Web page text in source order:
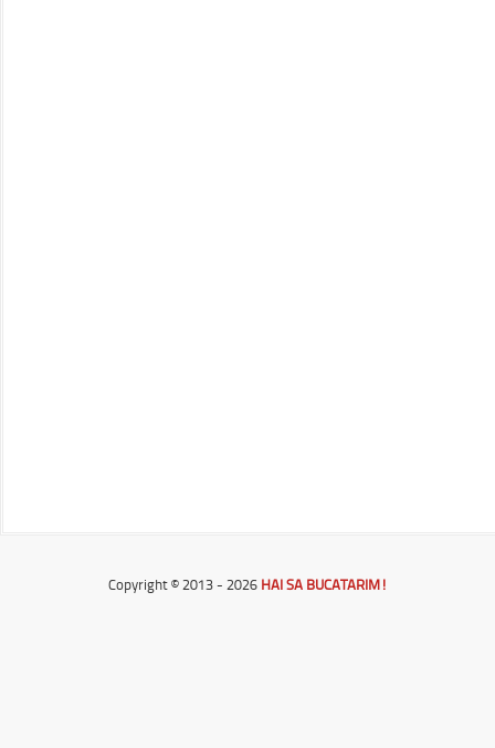
Copyright © 2013 - 2026 HAI SA BUCATARIM!